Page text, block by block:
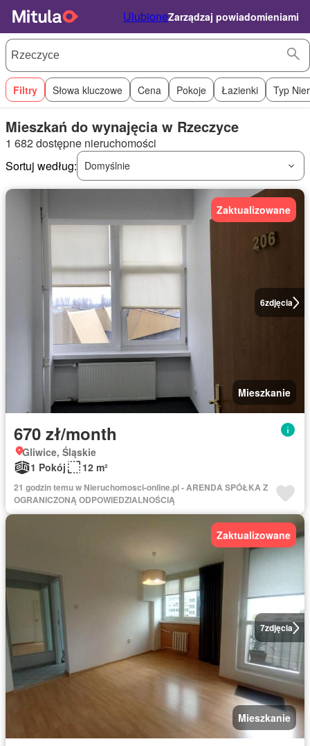
UlubioneZarządzaj powiadomieniami
Filtry Słowa kluczowe Cena Pokoje Łazienki Typ
Mieszkań do wynajęcia w Rzeczyce
1 682 dostępne nieruchomości
Sortuj według:
Domyślnie
6zdjęcia
Zaktualizowane
Mieszkanie
670 zł/month
Gliwice, Śląskie
1 Pokój
12 m²
21 godzin temu w Nieruchomosci-online.pl - ARENDA SPÓŁKA Z
OGRANICZONĄ ODPOWIEDZIALNOŚCIĄ
7zdjęcia
Zaktualizowane
Mieszkanie